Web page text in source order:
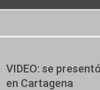
VIDEO: se
en Cartagena